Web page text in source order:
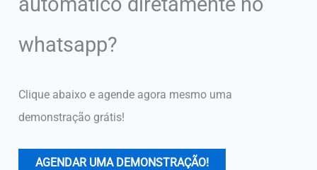
whatsapp?
Clique abaixo e agende agora mesmo uma
demonstração grátis!
AGENDAR UMA DEMONSTRAÇÃO!